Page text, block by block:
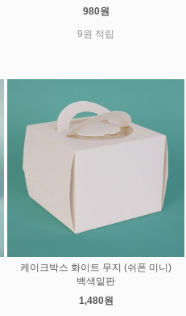
980원
9원 적립
케이크박스 화이트 무지 (쉬폰 미니)
백색밑판
1,480원